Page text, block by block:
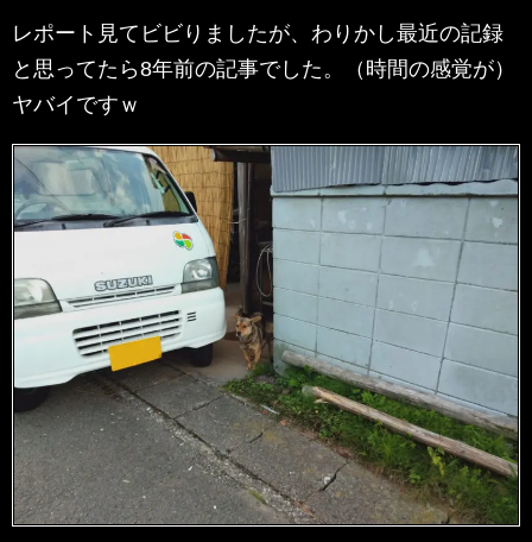
レポート見てビビりましたが、わりかし最近の記録
と思ってたら8年前の記事でした。（時間の感覚が）
ヤバイですｗ